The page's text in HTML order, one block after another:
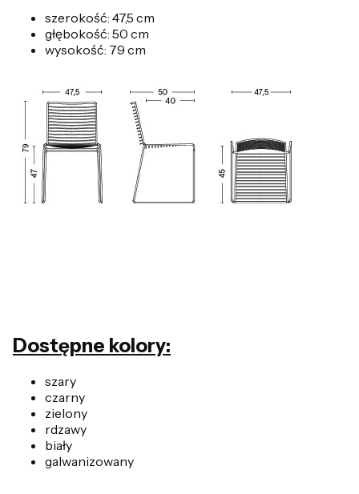
szerokość: 47,5 cm
głębokość: 50 cm
wysokość: 79 cm
Dostępne kolory:
szary
czarny
zielony
rdzawy
biały
galwanizowany